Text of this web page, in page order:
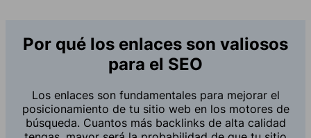
Por qué los enlaces son valiosos
para el SEO
Los enlaces son fundamentales para mejorar el
posicionamiento de tu sitio web en los motores de
búsqueda. Cuantos más backlinks de alta calidad